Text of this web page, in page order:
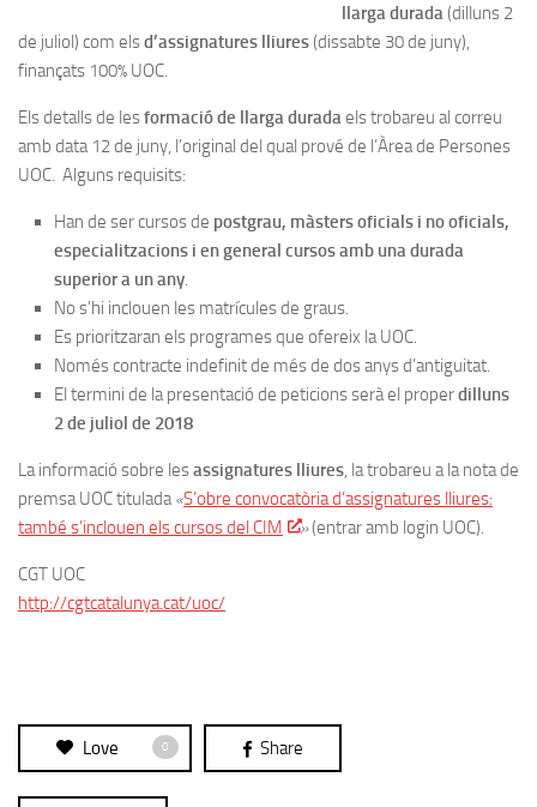
llarga durada (dilluns 2
de juliol) com elsd’assignatures lliures(dissabte 30 de juny),
finançats 100% UOC.
Els detalls de lesformació de llarga durada els trobareu al correu
amb data 12 de juny, l’original del qual prové de l’Àrea de Persones
UOC. Alguns requisits:
Han de ser cursos de postgrau, màsters oficials i no oficials,
especialitzacions i en general cursos amb una durada
superior a un any
No s’hi inclouen les matrícules de graus.
Es prioritzaran els programes que ofereix la UOC.
Només contracte indefinit de més de dos anys d’antiguitat.
El termini de la presentació de peticions serà el properdilluns
2 de juliol de 2018
La informació sobre lesassignatures lliures , la trobareu a la nota de
premsa UOC titulada «S’obre convocatòria d’assignatures lliures:
també s’inclouen els cursos del CIM
»(entrar amb login UOC).
CGT UOC
http://cgtcatalunya.cat/uoc/
Love 0 Share